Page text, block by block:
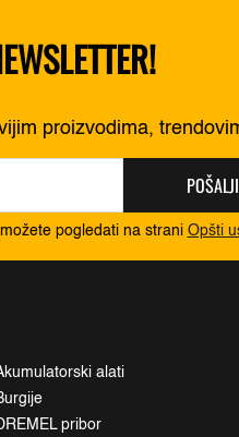
proizvodima,
POŠALJI
pogledati na strani Opšti
alati
pribor